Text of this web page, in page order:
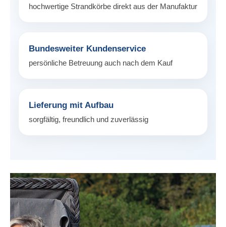
hochwertige Strandkörbe direkt aus der Manufaktur
Bundesweiter Kundenservice
persönliche Betreuung auch nach dem Kauf
Lieferung mit Aufbau
sorgfältig, freundlich und zuverlässig